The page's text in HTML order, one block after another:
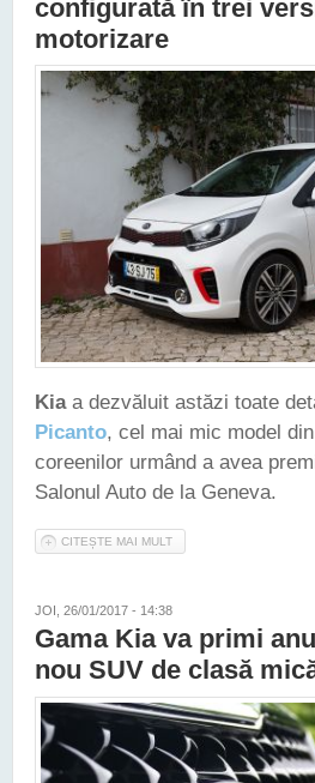
configurată în trei
motorizare
Kiaa dezvăluit astăzi toate
Picanto, cel mai mic model
coreenilor urmând a avea
Salonul Auto de la Geneva.
CITEȘTE MAI MULT
JOI, 26/01/2017 - 14:38
Gama Kia va primi
nou SUV de clasă